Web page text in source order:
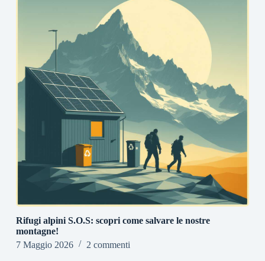
Rifugi alpini S.O.S: scopri come salvare le nostre
montagne!
7 Maggio 2026
2 commenti